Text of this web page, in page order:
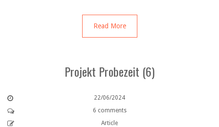
Read More
Projekt Probezeit (6)
22/06/2024
6 comments
Article